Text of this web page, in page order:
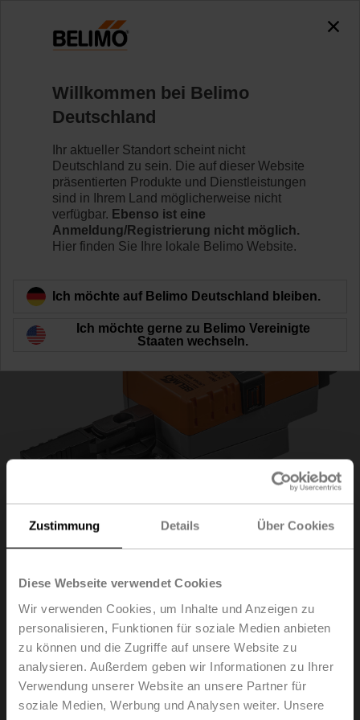
Zustimmung Details Über Cookies
Diese Webseite verwendet Cookies
Wir verwenden Cookies, um Inhalte und Anzeigen zu
personalisieren, Funktionen für soziale Medien anbieten
zu können und die Zugriffe auf unsere Website zu
analysieren. Außerdem geben wir Informationen zu Ihrer
Verwendung unserer Website an unsere Partner für
soziale Medien, Werbung und Analysen weiter. Unsere
LR24A-MOD-J6
Mehr erfahren
Zurück zur Produktkategorie
LR24A-MOD-J6
Drehantrieb, 5 Nm, AC/DC 24 V, BACnet MS/TP,
Modbus RTU, 90 s (35...150 s), IP40, Anschlussbuchse
RJ12
Willkommen bei Belimo
Deutschland
Ihr aktueller Standort scheint nicht
Deutschland zu sein. Die auf dieser Website
präsentierten Produkte und Dienstleistungen
sind in Ihrem Land möglicherweise nicht
verfügbar. Ebenso ist eine
Anmeldung/Registrierung nicht möglich.
Hier finden Sie Ihre lokale Belimo Website.
Ich möchte auf Belimo Deutschland bleiben.
Ich möchte gerne zu Belimo Vereinigte
Staaten wechseln.